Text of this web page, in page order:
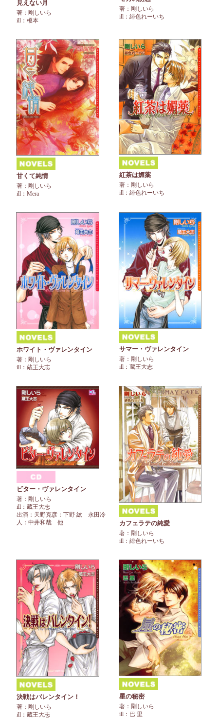
見えない月
著：剛しいら
ill：榎本
著：剛しいら
ill：緋色れーいち
甘くて純情
著：剛しいら
ill：Mera
紅茶は媚薬
著：剛しいら
ill：緋色れーいち
ホワイト・ヴァレンタイン
著：剛しいら
ill：蔵王大志
サマー・ヴァレンタイン
著：剛しいら
ill：蔵王大志
ビター・ヴァレンタイン
著：剛しいら
ill：蔵王大志
出演：天野克彦：下野 紘 永田冷
人：中井和哉 他
カフェラテの純愛
著：剛しいら
ill：緋色れーいち
決戦はバレンタイン！
著：剛しいら
ill：蔵王大志
星の秘密
著：剛しいら
ill：巴 里